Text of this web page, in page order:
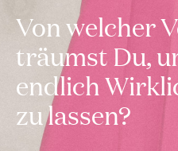
Von welcher
träumst Du,
endlich
zu lassen?